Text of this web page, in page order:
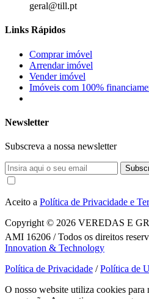
geral@till.pt
Links Rápidos
Comprar imóvel
Arrendar imóvel
Vender imóvel
Imóveis com 100%
Newsletter
Subscreva a nossa newsletter
Aceito a Política de Privacidade e
Copyright © 2026 VEREDAS E
AMI 16206 / Todos os direitos
Innovation & Technology
Política de Privacidade /Política de
O nosso website utiliza cookies para